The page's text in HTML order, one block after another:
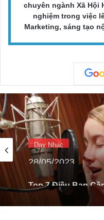
chuyên ngành Xã Hội
nghiệm trong việc
Marketing, sáng tạo
Dạy Nhạc
28/05/2023
Top 7 Điều Bạn
Nhạc